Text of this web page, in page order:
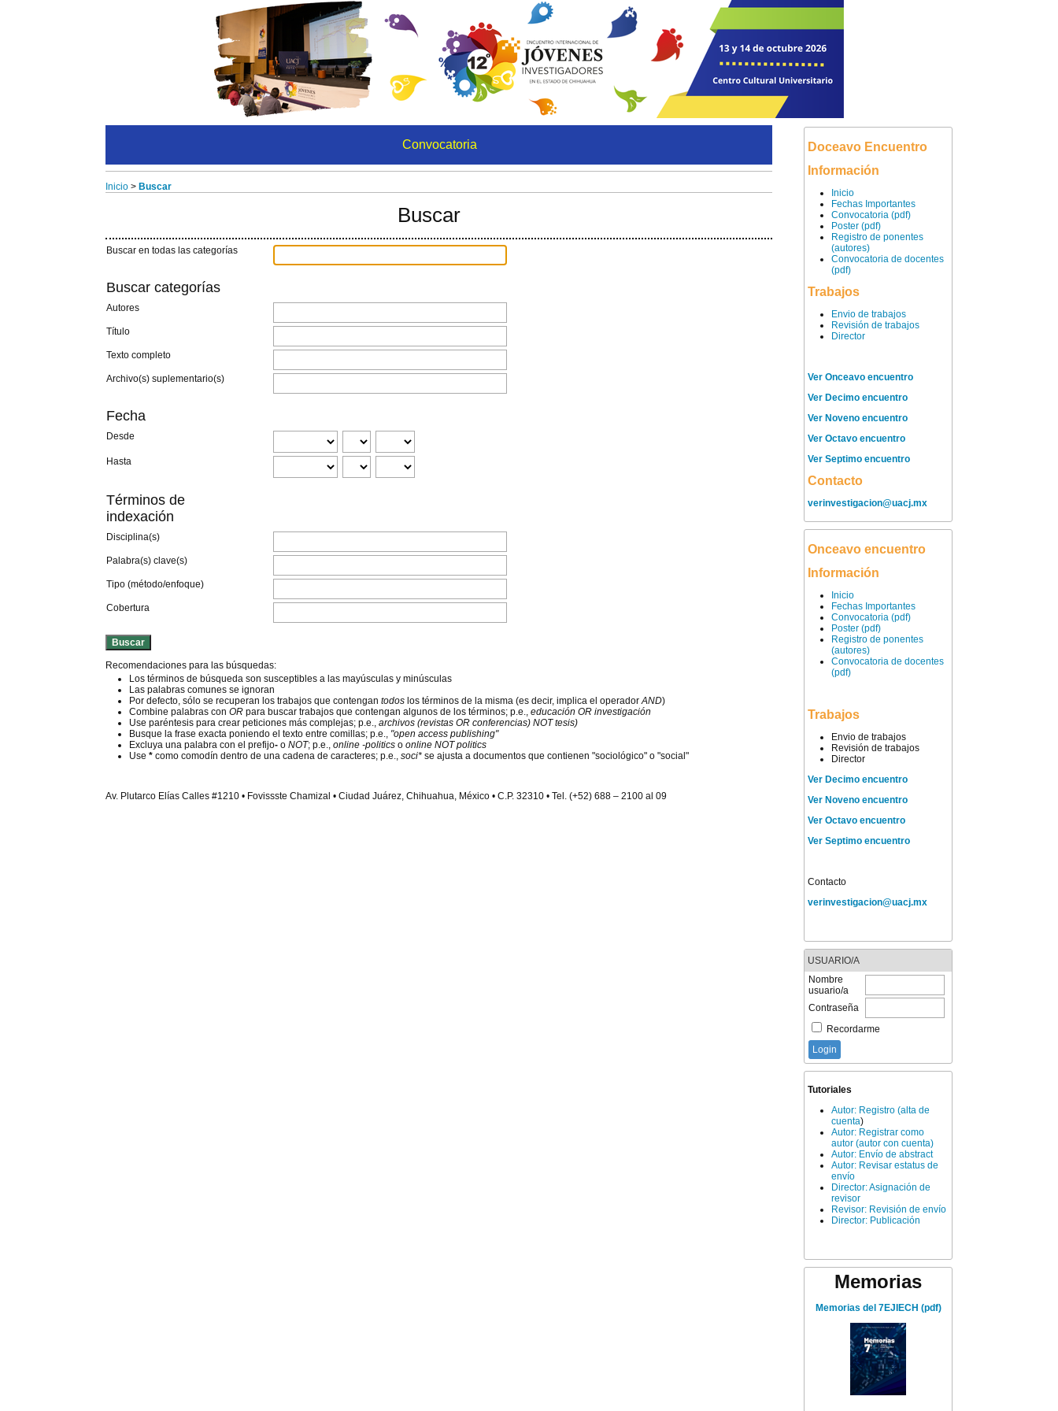
Doceavo Encuentro
Información
Inicio
Fechas Importantes
Convocatoria (pdf)
Poster (pdf)
Registro de ponentes
(autores)
Convocatoria de docentes
(pdf)
Trabajos
Envio de trabajos
Revisión de trabajos
Director
Ver Onceavo encuentro
Ver Decimo encuentro
Ver Noveno encuentro
Ver Octavo encuentro
Ver Septimo encuentro
Contacto
verinvestigacion@uacj.mx
Onceavo encuentro
Información
Inicio
Fechas Importantes
Convocatoria (pdf)
Poster (pdf)
Registro de ponentes
(autores)
Convocatoria de docentes
(pdf)
Trabajos
Envio de trabajos
Revisión de trabajos
Director
Ver Decimo encuentro
Ver Noveno encuentro
Ver Octavo encuentro
Ver Septimo encuentro
Contacto
verinvestigacion@uacj.mx
USUARIO/A
Nombre
usuario/a
Contraseña
Recordarme
Tutoriales
Autor: Registro (alta de
cuenta)
Autor: Registrar como
autor (autor con cuenta)
Autor: Envío de abstract
Autor: Revisar estatus de
envío
Director: Asignación de
revisor
Revisor: Revisión de envío
Director: Publicación
Memorias
Memorias del 7EJIECH (pdf)
Convocatoria
Inicio > Buscar
Buscar
Buscar en todas las categorías
Buscar categorías
Autores
Título
Texto completo
Archivo(s) suplementario(s)
Fecha
Desde
Hasta
Términos de
indexación
Disciplina(s)
Palabra(s) clave(s)
Tipo (método/enfoque)
Cobertura
Recomendaciones para las búsquedas:
Los términos de búsqueda son susceptibles a las mayúsculas y minúsculas
Las palabras comunes se ignoran
Por defecto, sólo se recuperan los trabajos que contengantodos los términos de la misma (es decir, implica el operadorAND)
Combine palabras conOR para buscar trabajos que contengan algunos de los términos; p.e.,educación OR investigación
Use paréntesis para crear peticiones más complejas; p.e.,archivos (revistas OR conferencias) NOT tesis)
Busque la frase exacta poniendo el texto entre comillas; p.e., "open access publishing"
Excluya una palabra con el prefijo- oNOT; p.e.,online -politics oonline NOT politics
Use* como comodín dentro de una cadena de caracteres; p.e.,soci* se ajusta a documentos que contienen "sociológico" o "social"
Av. Plutarco Elías Calles #1210 • Fovissste Chamizal • Ciudad Juárez, Chihuahua, México • C.P. 32310 • Tel. (+52) 688 – 2100 al 09